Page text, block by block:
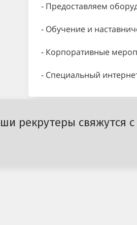
- Предоставляем
- Обучение и
- Корпоративные
- Специальный
рекрутеры свяжутся